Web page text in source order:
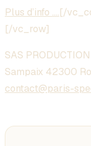
Plus d’info ….[/
[/vc_row]
SAS
Sampaix 42300
contact@paris-